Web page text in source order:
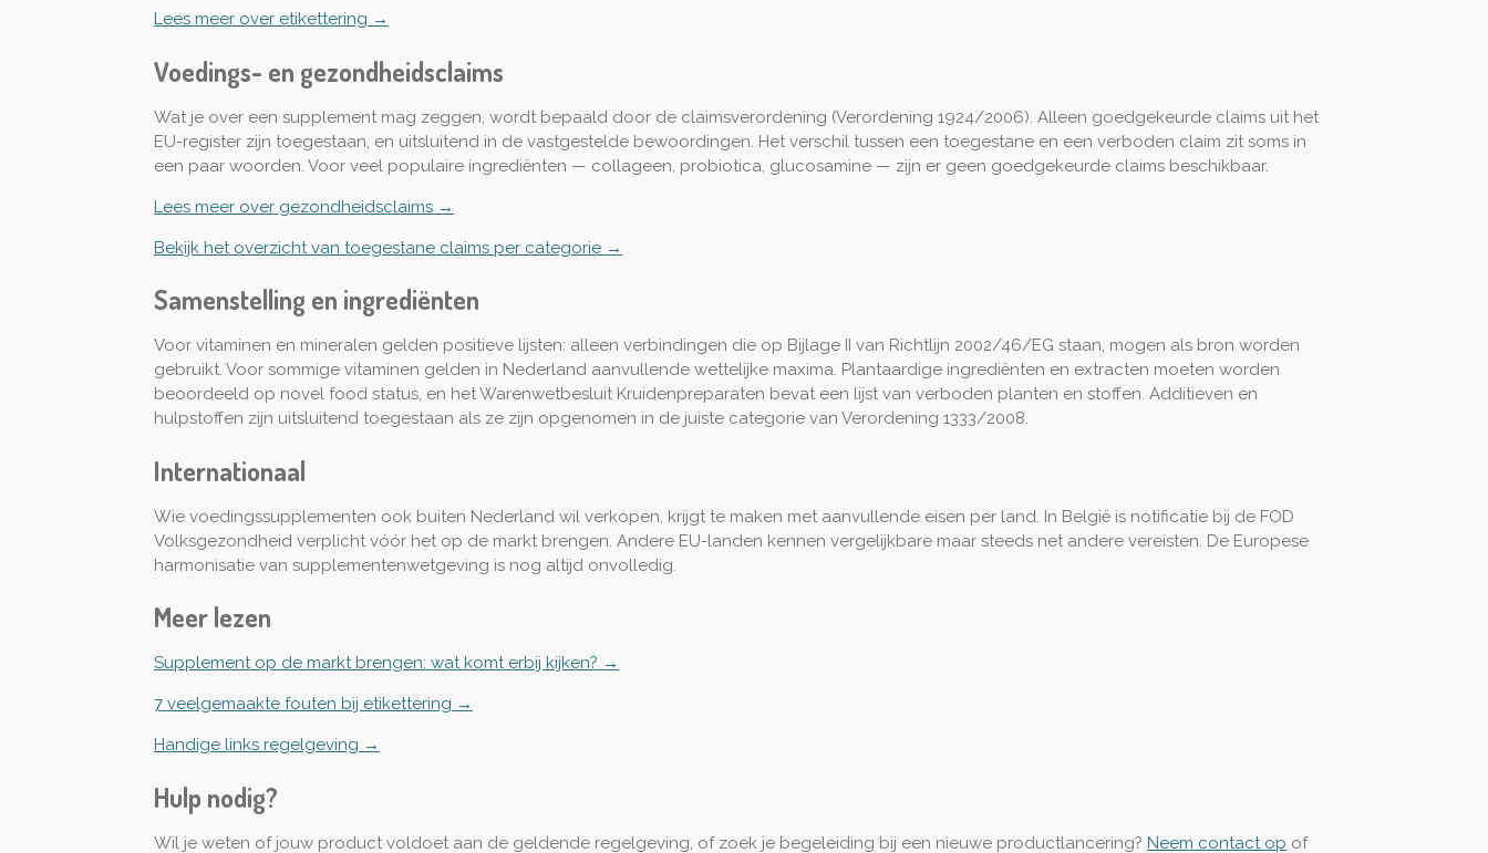
Lees meer over etikettering →
Voedings- en gezondheidsclaims
Wat je over een supplement mag zeggen, wordt bepaald door de claimsverordening (Verordening 1924/2006). Alleen goedgekeurde claims uit het
EU-register zijn toegestaan, en uitsluitend in de vastgestelde bewoordingen. Het verschil tussen een toegestane en een verboden claim zit soms in
een paar woorden. Voor veel populaire ingrediënten — collageen, probiotica, glucosamine — zijn er geen goedgekeurde claims beschikbaar.
Lees meer over gezondheidsclaims →
Bekijk het overzicht van toegestane claims per categorie →
Samenstelling en ingrediënten
Voor vitaminen en mineralen gelden positieve lijsten: alleen verbindingen die op Bijlage II van Richtlijn 2002/46/EG staan, mogen als bron worden
gebruikt. Voor sommige vitaminen gelden in Nederland aanvullende wettelijke maxima. Plantaardige ingrediënten en extracten moeten worden
beoordeeld op novel food status, en het Warenwetbesluit Kruidenpreparaten bevat een lijst van verboden planten en stoffen. Additieven en
hulpstoffen zijn uitsluitend toegestaan als ze zijn opgenomen in de juiste categorie van Verordening 1333/2008.
Internationaal
Wie voedingssupplementen ook buiten Nederland wil verkopen, krijgt te maken met aanvullende eisen per land. In België is notificatie bij de FOD
Volksgezondheid verplicht vóór het op de markt brengen. Andere EU-landen kennen vergelijkbare maar steeds net andere vereisten. De Europese
harmonisatie van supplementenwetgeving is nog altijd onvolledig.
Meer lezen
Supplement op de markt brengen: wat komt erbij kijken? →
7 veelgemaakte fouten bij etikettering →
Handige links regelgeving →
Hulp nodig?
Wil je weten of jouw product voldoet aan de geldende regelgeving, of zoek je begeleiding bij een nieuwe productlancering? Neem contact op of